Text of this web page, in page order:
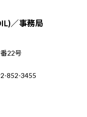
／事務局
22号
852-3455